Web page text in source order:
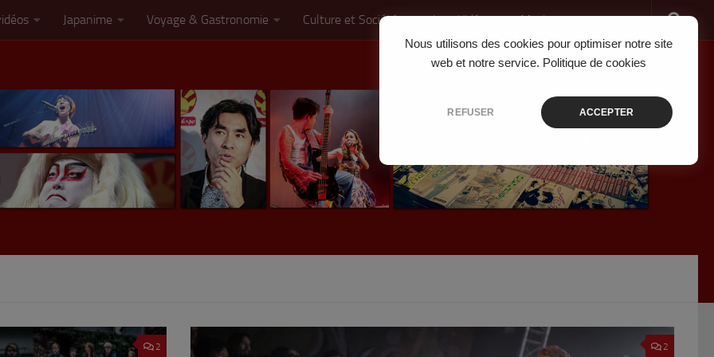
Nous utilisons des cookies pour optimiser notre site
web et notre service. Politique de cookies
REFUSER ACCEPTER
Japanime Voyage & Gastronomie Culture et Société Jeux Vidéo Musique
2 2